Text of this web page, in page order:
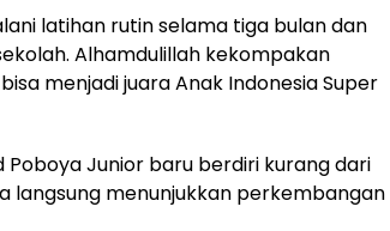
latihan rutin selama tiga bulan dan
Alhamdulillah kekompakan
menjadi juara Anak Indonesia Super
Junior baru berdiri kurang dari
langsung menunjukkan perkembangan